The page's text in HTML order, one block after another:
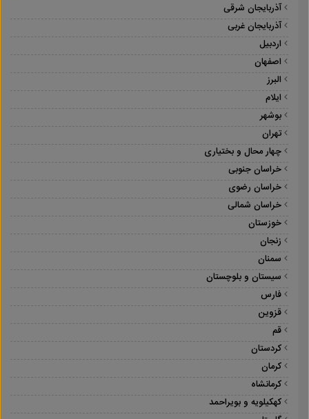
آذربایجان شرقی
آذربایجان غربی
اردبیل
اصفهان
البرز
ایلام
بوشهر
تهران
چهار محال و بختیاری
خراسان جنوبی
خراسان رضوی
خراسان شمالی
خوزستان
زنجان
سمنان
سیستان و بلوچستان
فارس
قزوین
قم
کردستان
کرمان
کرمانشاه
کهکیلویه و بویراحمد